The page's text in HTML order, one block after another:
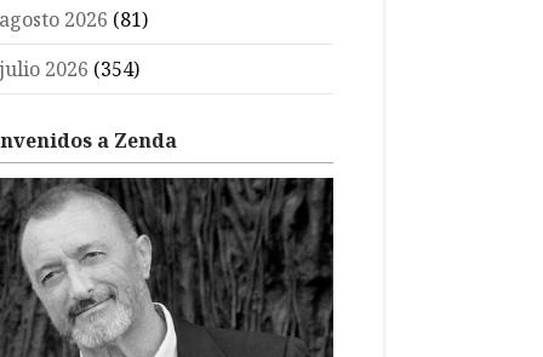
2026 (81)
2026 (354)
a Zenda